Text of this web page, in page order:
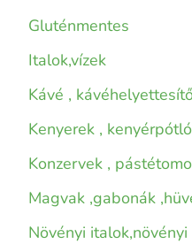
Gluténmentes
Italok,vízek
Kávé ,
Kenyerek ,
Konzervek ,
Magvak ,gabonák
Növényi